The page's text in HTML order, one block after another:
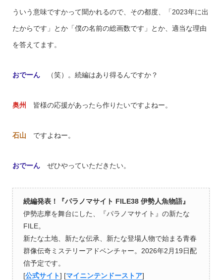
ういう意味ですかって聞かれるので、その都度、「2023年に出
たからです」とか「僕の名前の総画数です」とか、適当な理由
を答えてます。
おでーん（笑）。続編はあり得るんですか？
奥州 皆様の応援があったら作りたいですよねー。
石山 ですよねー。
おでーんぜひやっていただきたい。
続編発表！『パラノマサイト FILE38 伊勢人魚物語』
伊勢志摩を舞台にした、『パラノマサイト』の新たな
FILE。
新たな土地、新たな伝承、新たな登場人物で始まる青春
群像伝奇ミステリーアドベンチャー。2026年2月19日配
信予定です。
[公式サイト] [マイニンテンドーストア]